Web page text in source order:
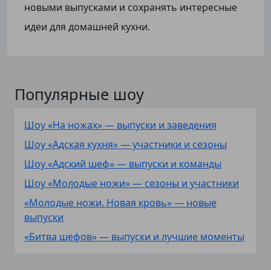
новыми выпусками и сохранять интересные
идеи для домашней кухни.
Популярные шоу
Шоу «На ножах» — выпуски и заведения
Шоу «Адская кухня» — участники и сезоны
Шоу «Адский шеф» — выпуски и команды
Шоу «Молодые ножи» — сезоны и участники
«Молодые ножи. Новая кровь» — новые
выпуски
«Битва шефов» — выпуски и лучшие моменты